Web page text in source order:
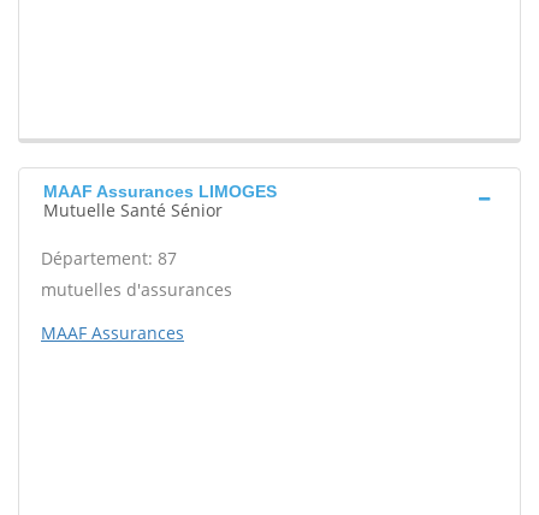
MAAF Assurances LIMOGES
Mutuelle Santé Sénior
Département: 87
mutuelles d'assurances
MAAF Assurances